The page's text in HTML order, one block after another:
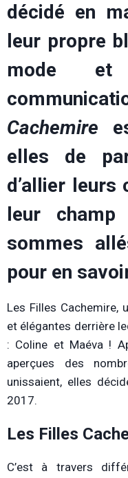
décidé en
leur propre
mode et
Cachemire
elles de
d’allier leurs
leur champ
sommes
pour en
Les Filles Cachemire,
et élégantes derrière
: Coline et Maéva !
aperçues des
unissaient, elles
2017.
Les Filles
C’est à travers